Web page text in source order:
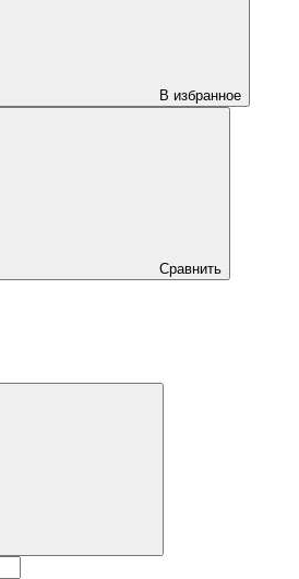
В избранное
Сравнить